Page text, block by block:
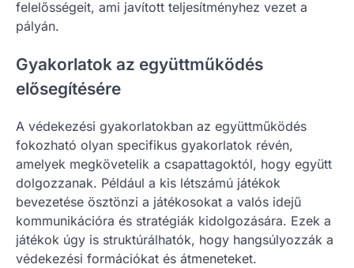
felelősségeit, ami javított teljesítményhez vezet a
pályán.
Gyakorlatok az együttműködés
elősegítésére
A védekezési gyakorlatokban az együttműködés
fokozható olyan specifikus gyakorlatok révén,
amelyek megkövetelik a csapattagoktól, hogy együtt
dolgozzanak. Például a kis létszámú játékok
bevezetése ösztönzi a játékosokat a valós idejű
kommunikációra és stratégiák kidolgozására. Ezek a
játékok úgy is struktúrálhatók, hogy hangsúlyozzák a
védekezési formációkat és átmeneteket.